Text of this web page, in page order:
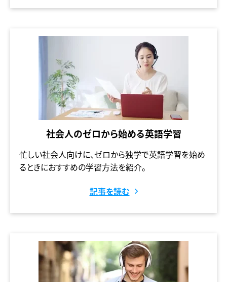
社会人のゼロから始める英語学習
忙しい社会人向けに、ゼロから独学で英語学習を始め
るときにおすすめの学習方法を紹介。
記事を読む